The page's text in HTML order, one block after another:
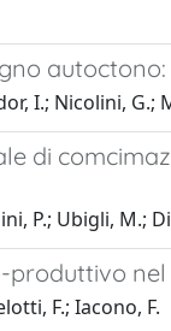
I.; Nicolini, G.;
di
P.; Ubigli, M.;
produttivo
F.; Iacono, F.